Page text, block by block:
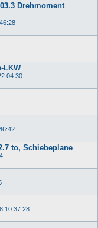
Drehmoment
LKW
to, Schiebeplane
10:37:28